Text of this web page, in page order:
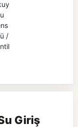
Giriş